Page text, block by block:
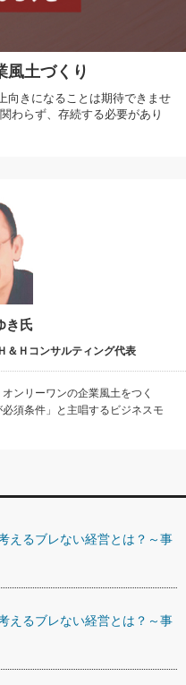
風土づくり
向きになることは期待できませ
わらず、存続する必要があり
き氏
＆Ｈコンサルティング代表
ンリーワンの企業風土をつく
須条件」と主唱するビジネスモ
るブレない経営とは？～事
るブレない経営とは？～事